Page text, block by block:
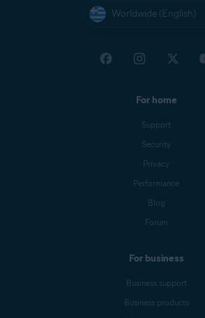
Worldwide (English)
For home
Support
Security
Privacy
Performance
Blog
Forum
For business
Business support
Business products